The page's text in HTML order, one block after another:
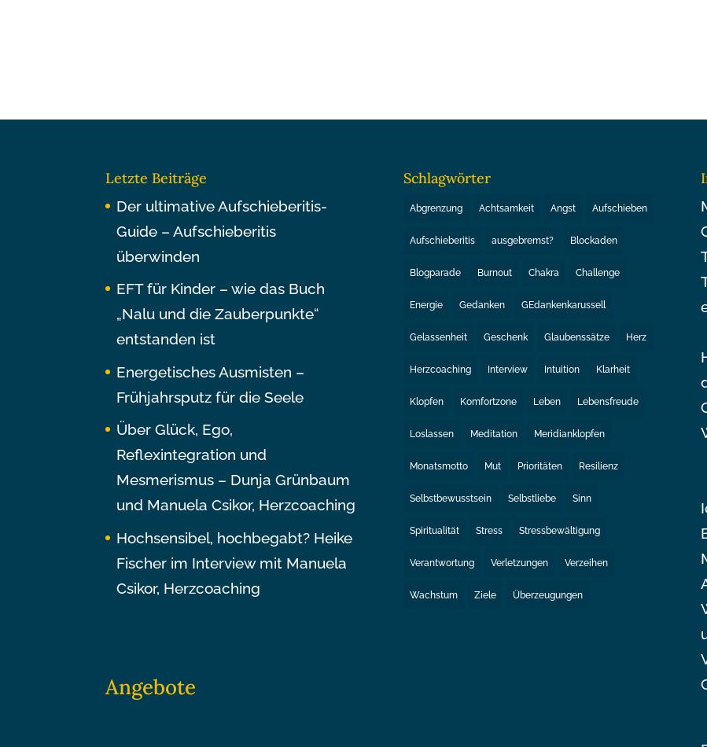
Letzte Beiträge
Der ultimative Aufschieberitis-
Guide – Aufschieberitis
überwinden
EFT für Kinder – wie das Buch
„Nalu und die Zauberpunkte“
entstanden ist
Energetisches Ausmisten –
Frühjahrsputz für die Seele
Über Glück, Ego,
Reflexintegration und
Mesmerismus – Dunja Grünbaum
und Manuela Csikor, Herzcoaching
Hochsensibel, hochbegabt? Heike
Fischer im Interview mit Manuela
Csikor, Herzcoaching
Angebote
Schlagwörter
Abgrenzung Achtsamkeit Angst Aufschieben
Aufschieberitis ausgebremst? Blockaden
Blogparade Burnout Chakra Challenge
Energie Gedanken GEdankenkarussell
Gelassenheit Geschenk Glaubenssätze Herz
Herzcoaching Interview Intuition Klarheit
Klopfen Komfortzone Leben Lebensfreude
Loslassen Meditation Meridianklopfen
Monatsmotto Mut Prioritäten Resilienz
Selbstbewusstsein Selbstliebe Sinn
Spiritualität Stress Stressbewältigung
Verantwortung Verletzungen Verzeihen
Wachstum Ziele Überzeugungen